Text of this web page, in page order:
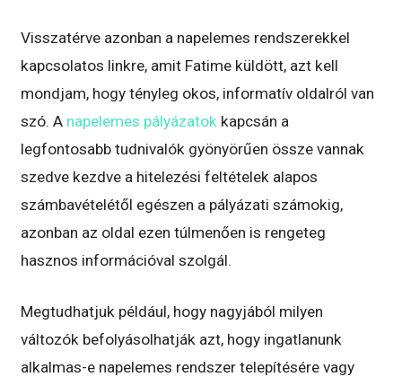
Visszatérve azonban a napelemes rendszerekkel
kapcsolatos linkre, amit Fatime küldött, azt kell
mondjam, hogy tényleg okos, informatív oldalról van
szó. A napelemes pályázatok kapcsán a
legfontosabb tudnivalók gyönyörűen össze vannak
szedve kezdve a hitelezési feltételek alapos
számbavételétől egészen a pályázati számokig,
azonban az oldal ezen túlmenően is rengeteg
hasznos információval szolgál.
Megtudhatjuk például, hogy nagyjából milyen
változók befolyásolhatják azt, hogy ingatlanunk
alkalmas-e napelemes rendszer telepítésére vagy